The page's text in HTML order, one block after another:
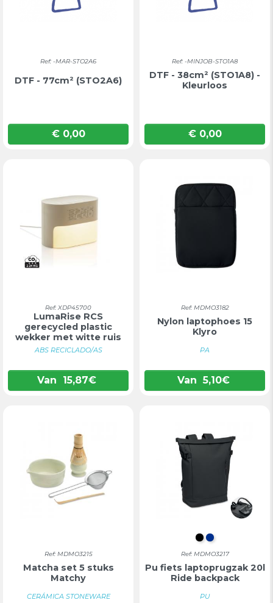
Ref: -MAR-STO2A6
DTF - 77cm² (STO2A6)
Prijs
€ 0,00
Ref: -MINJOB-STO1A8
DTF - 38cm² (STO1A8) -
Kleurloos
Prijs
€ 0,00
Ref: XDP45700
LumaRise RCS
gerecycled plastic
wekker met witte ruis
ABS RECICLADO/AS
Van 15,87€
Ref: MDMO3182
Nylon laptophoes 15
Klyro
PA
Van 5,10€
Ref: MDMO3215
Matcha set 5 stuks
Matchy
CERÁMICA STONEWARE
ZWART
BLAUW
Ref: MDMO3217
Pu fiets laptoprugzak 20l
Ride backpack
PU